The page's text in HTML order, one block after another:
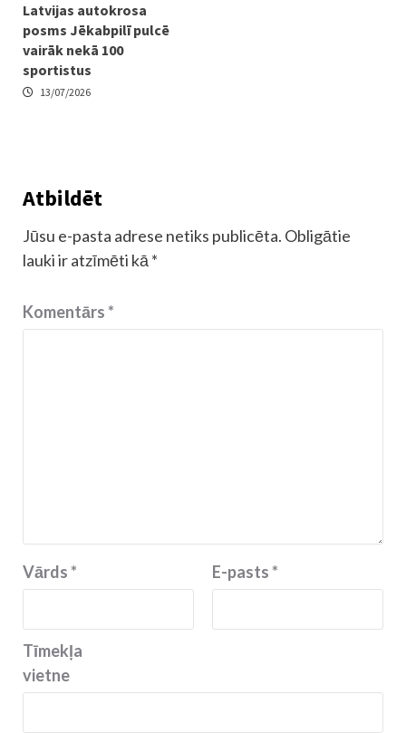
Latvijas autokrosa
posms Jēkabpilī pulcē
vairāk nekā 100
sportistus
13/07/2026
Atbildēt
Jūsu e-pasta adrese netiks publicēta. Obligātie
lauki ir atzīmēti kā *
Komentārs*
Vārds* E-pasts*
Tīmekļa
vietne